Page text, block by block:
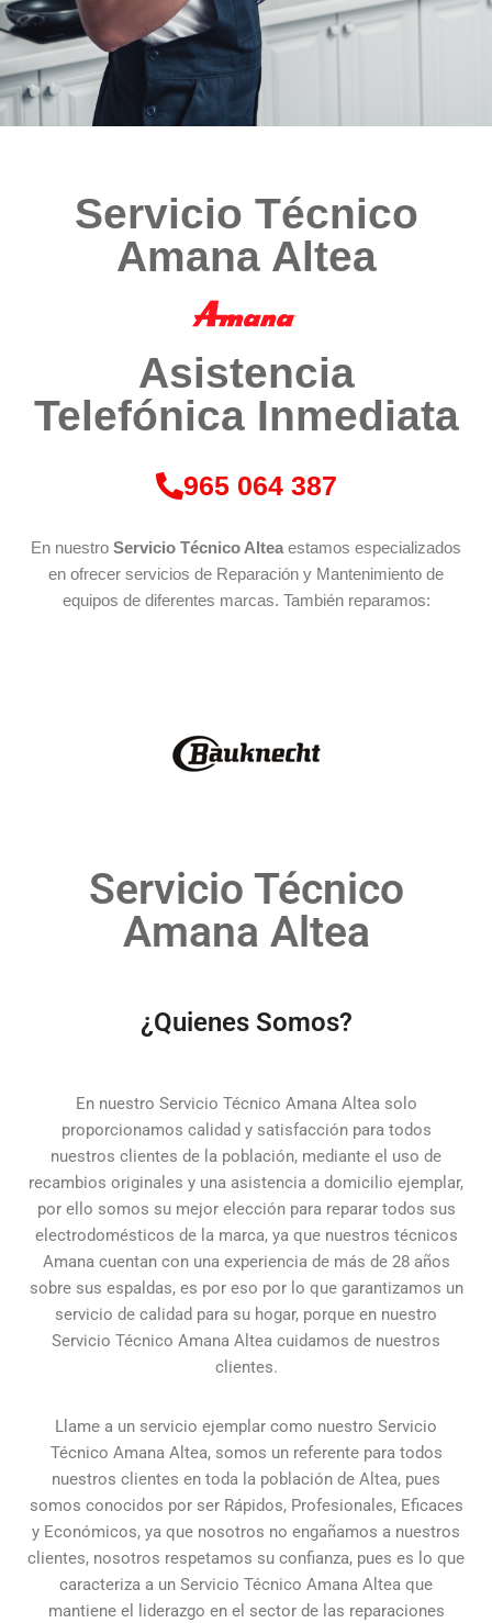
Servicio Técnico
Amana Altea
Asistencia
Telefónica Inmediata​​
965 064 387
En nuestro Servicio Técnico Altea estamos especializados
en ofrecer servicios de Reparación y Mantenimiento de
equipos de diferentes marcas. También reparamos:
Servicio Técnico
Amana Altea
¿Quienes Somos?
En nuestro Servicio Técnico Amana Altea solo
proporcionamos calidad y satisfacción para todos
nuestros clientes de la población, mediante el uso de
recambios originales y una asistencia a domicilio ejemplar,
por ello somos su mejor elección para reparar todos sus
electrodomésticos de la marca, ya que nuestros técnicos
Amana cuentan con una experiencia de más de 28 años
sobre sus espaldas, es por eso por lo que garantizamos un
servicio de calidad para su hogar, porque en nuestro
Servicio Técnico Amana Altea cuidamos de nuestros
clientes.
Llame a un servicio ejemplar como nuestro Servicio
Técnico Amana Altea, somos un referente para todos
nuestros clientes en toda la población de Altea, pues
somos conocidos por ser Rápidos, Profesionales, Eficaces
y Económicos, ya que nosotros no engañamos a nuestros
clientes, nosotros respetamos su confianza, pues es lo que
caracteriza a un Servicio Técnico Amana Altea que
mantiene el liderazgo en el sector de las reparaciones